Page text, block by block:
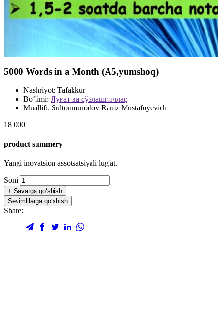
5000 Words in a Month (A5,yumshoq)
Nashriyot: Tafakkur
Bo‘limi: Луғат ва сўзлашгичлар
Muallifi: Sultonmurodov Ramz Mustafoyevich
18 000
product summery
Yangi inovatsion assotsatsiyali lug'at.
Soni
+ Savatga qo‘shish
Sevimlilarga qo‘shish
Share: